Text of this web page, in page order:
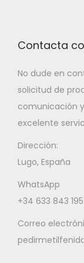
Contacta
No dude en
solicitud de
comunicación
excelente
Dirección:
Lugo, España
WhatsApp
+34 633 843 195
Correo